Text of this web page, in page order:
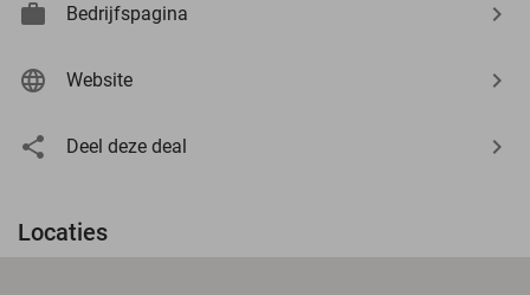
Bedrijfspagina
Website
Deel deze deal
Locaties